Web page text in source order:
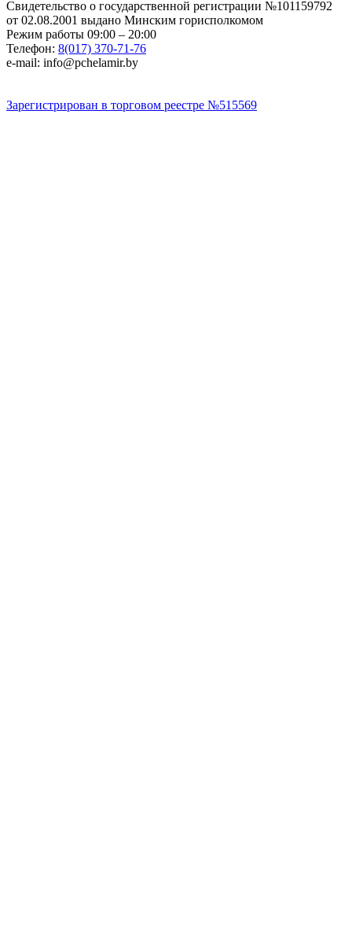
Свидетельство о государственной регистрации №101159792
от 02.08.2001 выдано Минским горисполкомом
Режим работы 09:00 – 20:00
Телефон: 8(017) 370-71-76
e-mail: info@pchelamir.by
Зарегистрирован в торговом реестре №515569